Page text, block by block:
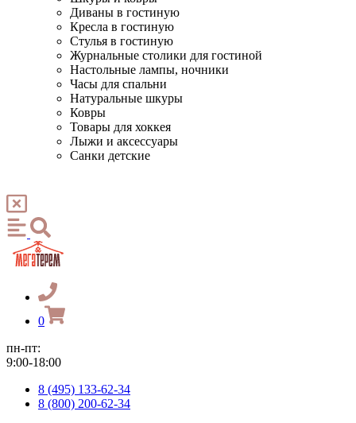
Диваны в гостиную
Кресла в гостиную
Стулья в гостиную
Журнальные столики для гостиной
Настольные лампы, ночники
Часы для спальни
Натуральные шкуры
Ковры
Товары для хоккея
Лыжи и аксессуары
Санки детские
0
пн-пт:
9:00-18:00
8 (495) 133-62-34
8 (800) 200-62-34